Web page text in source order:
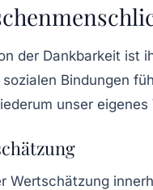
der Dankbarkeit ist
Bindungen
unser
Wertschätzung